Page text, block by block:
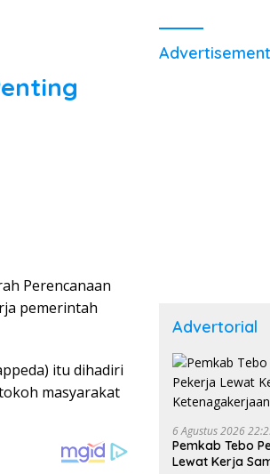
Perencanaan
pemerintah
itu dihadiri
masyarakat
Advertisement
Advertorial
6 Agustus 2026
Pemkab Tebo
Lewat Kerja